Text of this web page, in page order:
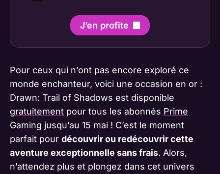
J’en profite
Pour ceux qui n’ont pas encore exploré ce
monde enchanteur, voici une occasion en or :
Drawn: Trail of Shadows est disponible
gratuitement pour tous les abonnés Prime
Gaming jusqu’au 15 mai ! C’est le moment
parfait pour découvrir ou redécouvrir cette
aventure exceptionnelle sans frais. Alors,
n’attendez plus et plongez dans cet univers